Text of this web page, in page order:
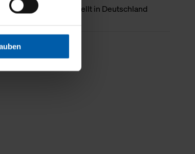
Sie erlauben
Hergestellt in Deutschland